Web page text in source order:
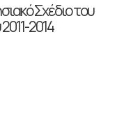
Σχέδιο του
2014